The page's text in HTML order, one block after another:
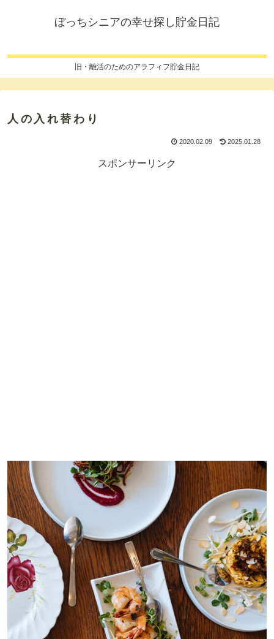
ぼっちシニアの幸せ探し貯金日記
旧・離活のためのアラフィフ貯金日記
人の入れ替わり
2020.02.09 2025.01.28
スポンサーリンク